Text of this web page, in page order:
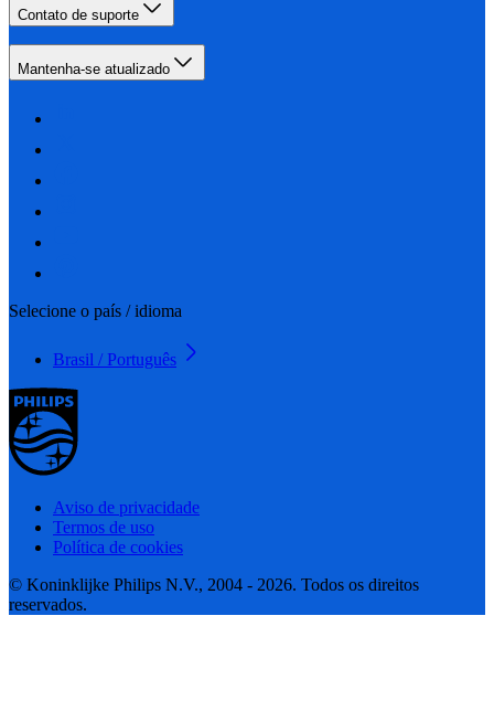
Contato de suporte
Mantenha-se atualizado
Selecione o país / idioma
Brasil / Português
Aviso de privacidade
Termos de uso
Política de cookies
© Koninklijke Philips N.V., 2004 - 2026. Todos os direitos
reservados.